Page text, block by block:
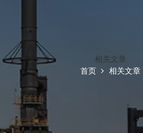
相关文章
首页
相关文章